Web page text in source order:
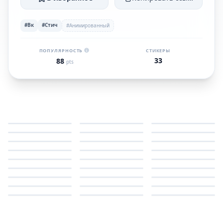
#Вк #Стич #Анимированный
ПОПУЛЯРНОСТЬ
88 pts
СТИКЕРЫ
33